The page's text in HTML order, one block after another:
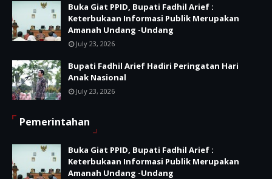
Buka Giat PPID, Bupati Fadhil Arief :
Keterbukaan Informasi Publik Merupakan
Amanah Undang -Undang
July 23, 2026
Bupati Fadhil Arief Hadiri Peringatan Hari
Anak Nasional
July 23, 2026
Pemerintahan
Buka Giat PPID, Bupati Fadhil Arief :
Keterbukaan Informasi Publik Merupakan
Amanah Undang -Undang